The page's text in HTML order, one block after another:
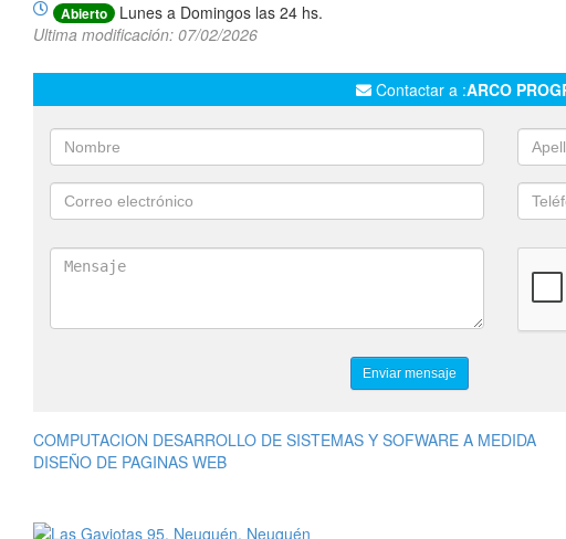
Abierto
Lunes a Domingos las 24 hs.
Ultima modificación: 07/02/2026
Contactar a :ARCO
COMPUTACION DESARROLLO DE SISTEMAS Y SOFWARE A MEDIDA
DISEÑO DE PAGINAS WEB